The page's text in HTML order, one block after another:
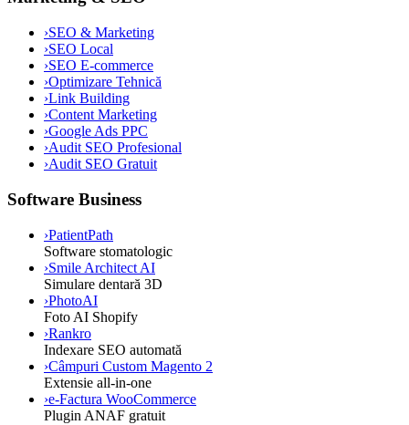
›SEO & Marketing
›SEO Local
›SEO E-commerce
›Optimizare Tehnică
›Link Building
›Content Marketing
›Google Ads PPC
›Audit SEO Profesional
›Audit SEO Gratuit
Software Business
›PatientPath
Software stomatologic
›Smile Architect AI
Simulare dentară 3D
›PhotoAI
Foto AI Shopify
›Rankro
Indexare SEO automată
›Câmpuri Custom Magento 2
Extensie all-in-one
›e-Factura WooCommerce
Plugin ANAF gratuit